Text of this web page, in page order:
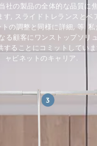
社の製品の全体的な品質に
す, スライドトレランスとベ
トの調整と同様に詳細, 等. 私
る顧客にワンストップソリ
することにコミットしていま
ャビネットのキャリア.